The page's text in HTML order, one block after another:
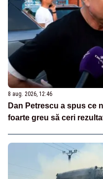
8 aug. 2026, 12:46
Dan Petrescu a spus ce
foarte greu să ceri